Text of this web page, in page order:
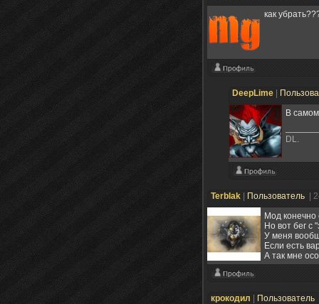
как
DeepLime
В
DL.
Terblak Пользователь
|
Мод конечно
Но вот бег с
У меня
Если есть
А так мне
крокодил Пользователь